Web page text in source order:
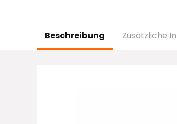
Beschreibung Zusätzliche